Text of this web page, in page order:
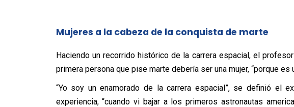
Mujeres a la cabeza de la conquista de marte
Haciendo un recorrido histórico de la carrera espacial, el
primera persona que pise marte debería ser una mujer, “porque
“Yo soy un enamorado de la carrera espacial”, se definió el
experiencia, “cuando vi bajar a los primeros astronautas